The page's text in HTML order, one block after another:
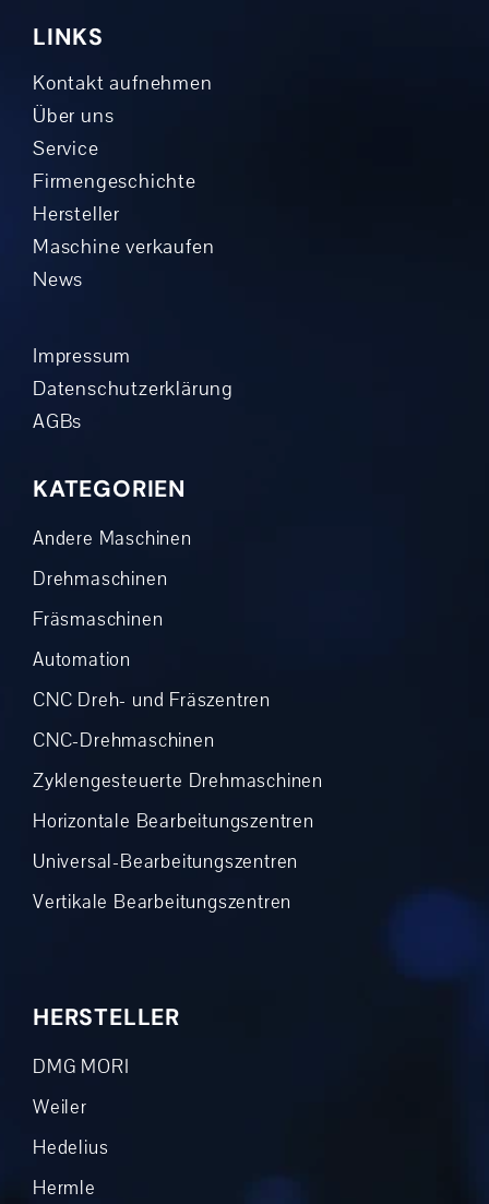
LINKS
Kontakt aufnehmen
Über uns
Service
Firmengeschichte
Hersteller
Maschine verkaufen
News
Impressum
Datenschutzerklärung
AGBs
KATEGORIEN
Andere Maschinen
Drehmaschinen
Fräsmaschinen
Automation
CNC Dreh- und Fräszentren
CNC-Drehmaschinen
Zyklengesteuerte Drehmaschinen
Horizontale Bearbeitungszentren
Universal-Bearbeitungszentren
Vertikale Bearbeitungszentren
HERSTELLER
DMG MORI
Weiler
Hedelius
Hermle